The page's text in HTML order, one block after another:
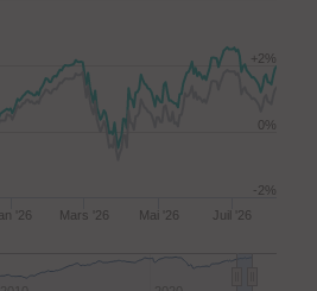
'26 Mars '26 Mai '26 Juil '26
-2%
0%
+2%